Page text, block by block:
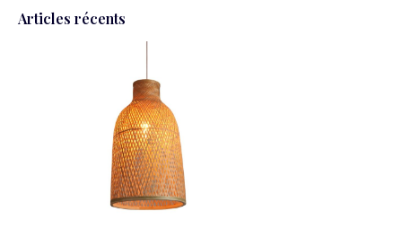
Articles récents